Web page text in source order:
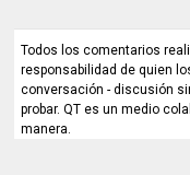
Todos los comentarios
responsabilidad de quien
conversación - discusión
probar. QT es un medio
manera.